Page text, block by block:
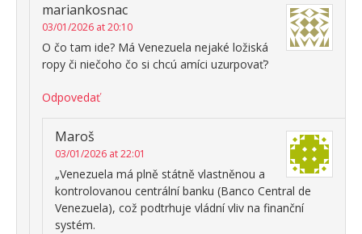
mariankosnac
03/01/2026 at 20:10
O čo tam ide? Má Venezuela nejaké ložiská
ropy či niečoho čo si chcú amíci uzurpovať?
Odpovedať
Maroš
03/01/2026 at 22:01
„Venezuela má plně státně vlastněnou a
kontrolovanou centrální banku (Banco Central de
Venezuela), což podtrhuje vládní vliv na finanční
systém.